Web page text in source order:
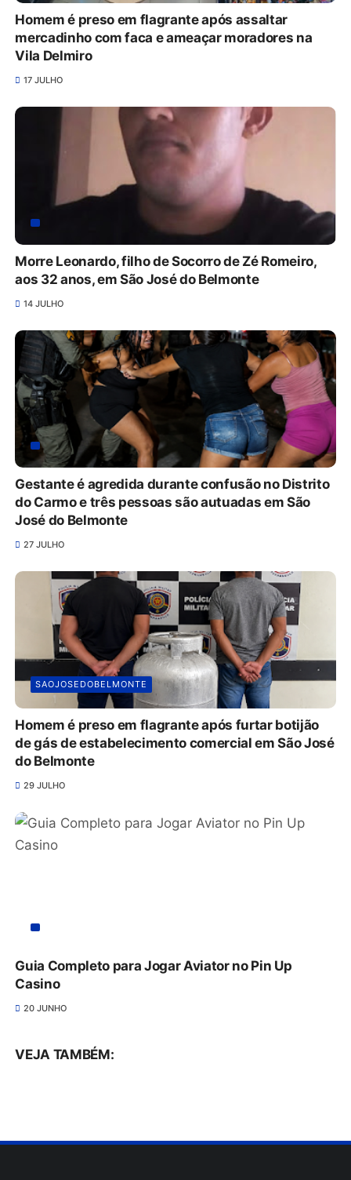
Homem é preso em flagrante após assaltar
mercadinho com faca e ameaçar moradores na
Vila Delmiro
17 JULHO
Morre Leonardo, filho de Socorro de Zé Romeiro,
aos 32 anos, em São José do Belmonte
14 JULHO
Gestante é agredida durante confusão no Distrito
do Carmo e três pessoas são autuadas em São
José do Belmonte
27 JULHO
SAOJOSEDOBELMONTE
Homem é preso em flagrante após furtar botijão
de gás de estabelecimento comercial em São José
do Belmonte
29 JULHO
Guia Completo para Jogar Aviator no Pin Up
Casino
20 JUNHO
VEJA TAMBÉM: